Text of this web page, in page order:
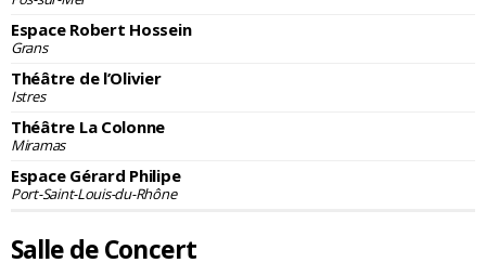
Espace Robert Hossein
Grans
Théâtre de l’Olivier
Istres
Théâtre La Colonne
Miramas
Espace Gérard Philipe
Port-Saint-Louis-du-Rhône
Salle de Concert